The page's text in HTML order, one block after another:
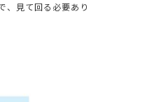
、見て回る必要あり